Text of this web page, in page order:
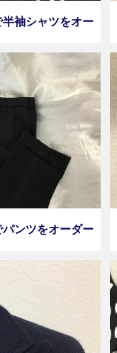
袖シャツをオー
した
ンツをオーダー
の１３